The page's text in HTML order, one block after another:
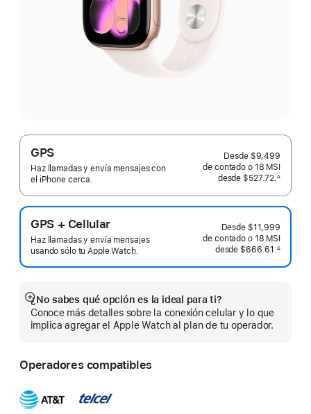
GPS
Haz llamadas y envía mensajes con
el iPhone cerca.
Desde $9,499
de contado o 18 MSI
desde $527.72.∆
GPS + Cellular
Haz llamadas y envía mensajes
usando sólo tu Apple Watch.
Desde $11,999
de contado o 18 MSI
desde $666.61.∆
¿No sabes qué opción es la ideal para ti?
Conoce más detalles sobre la conexión celular y lo que
implica agregar el Apple Watch al plan de tu operador.
Mostrar
más
Operadores compatibles